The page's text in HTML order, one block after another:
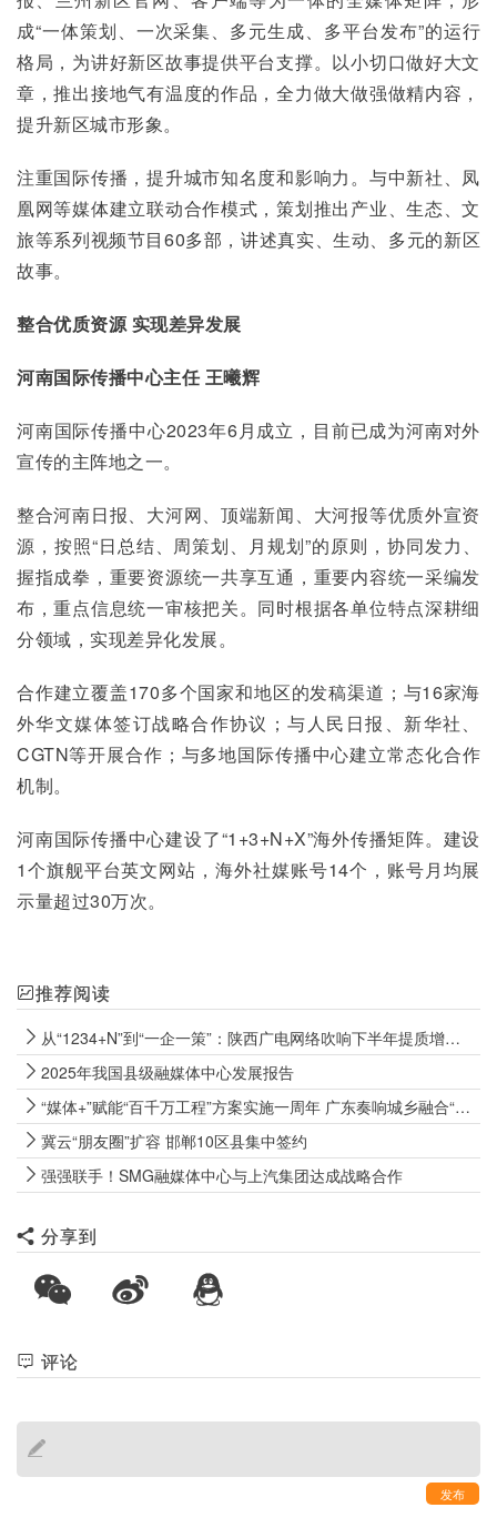
成“一体策划、一次采集、多元生成、多平台发布”的运行
格局，为讲好新区故事提供平台支撑。以小切口做好大文
章，推出接地气有温度的作品，全力做大做强做精内容，
提升新区城市形象。
注重国际传播，提升城市知名度和影响力。与中新社、凤
凰网等媒体建立联动合作模式，策划推出产业、生态、文
旅等系列视频节目60多部，讲述真实、生动、多元的新区
故事。
整合优质资源 实现差异发展
河南国际传播中心主任 王曦辉
河南国际传播中心2023年6月成立，目前已成为河南对外
宣传的主阵地之一。
整合河南日报、大河网、顶端新闻、大河报等优质外宣资
源，按照“日总结、周策划、月规划”的原则，协同发力、
握指成拳，重要资源统一共享互通，重要内容统一采编发
布，重点信息统一审核把关。同时根据各单位特点深耕细
分领域，实现差异化发展。
合作建立覆盖170多个国家和地区的发稿渠道；与16家海
外华文媒体签订战略合作协议；与人民日报、新华社、
CGTN等开展合作；与多地国际传播中心建立常态化合作
机制。
河南国际传播中心建设了“1+3+N+X”海外传播矩阵。建设
1个旗舰平台英文网站，海外社媒账号14个，账号月均展
示量超过30万次。
推荐阅读
从“1234+N”到“一企一策”：陕西广电网络吹响下半年提质增效冲锋号
2025年我国县级融媒体中心发展报告
“媒体+”赋能“百千万工程”方案实施一周年 广东奏响城乡融合“大合唱”
冀云“朋友圈”扩容 邯郸10区县集中签约
强强联手！SMG融媒体中心与上汽集团达成战略合作
分享到
评论
发布